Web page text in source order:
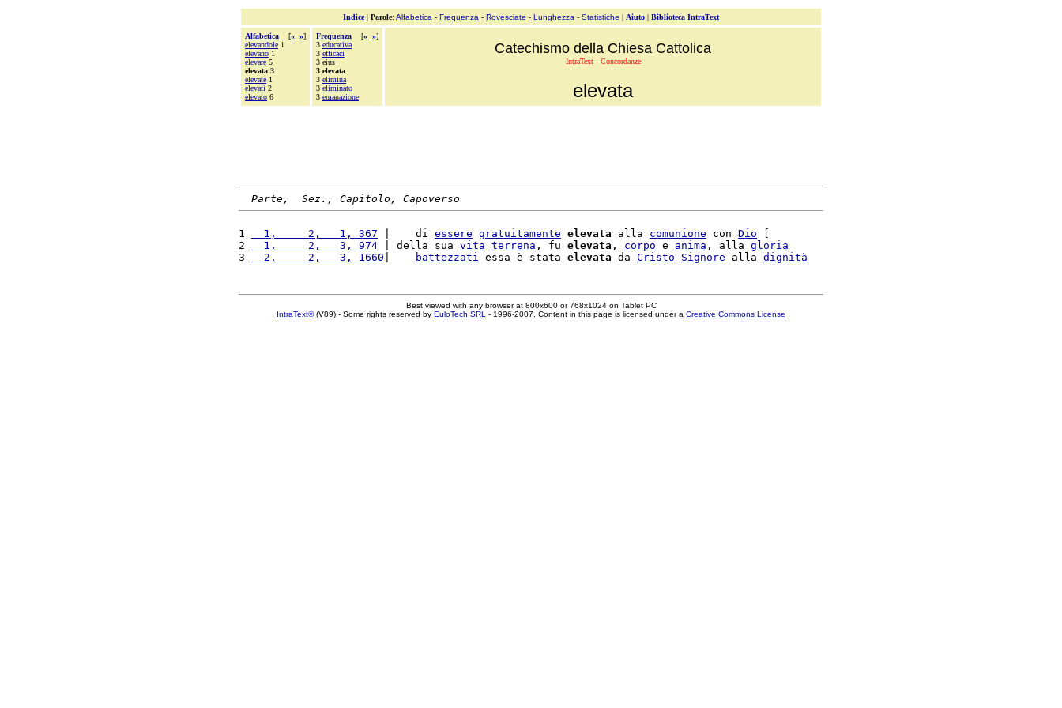
Indice| Parole: Alfabetica - Frequenza - Rovesciate - Lunghezza - Statistiche | Aiuto | Biblioteca IntraText
Alfabetica [« »]
elevandole 1
elevano 1
elevare 5
elevata 3
elevate 1
elevati 2
elevato 6
Frequenza [« »]
3 educativa
3 efficaci
3 eius
3 elevata
3 elimina
3 eliminato
3 emanazione
Catechismo della Chiesa Cattolica
IntraText - Concordanze
elevata
Parte,  Sez., Capitolo, Capoverso
1
  1,     2,   1, 367
|    di essere gratuitamente elevata alla comunione con Dio
2
  1,     2,   3, 974
| della sua vita terrena , fu elevata , corpo e anima , alla gloria
3
  2,     2,   3, 1660
battezzati essa è stata elevata da Cristo Signore alla dignità
Best viewed with any browser at 800x600 or 768x1024 on Tablet PC
IntraText®(V89) - Some rights reserved by EuloTech SRL - 1996-2007. Content in this page is licensed under a Creative Commons License